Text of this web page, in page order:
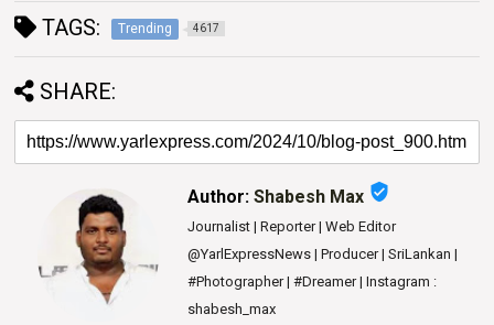
TAGS: Trending 4617
SHARE:
Author:Shabesh Max verified_user
Journalist | Reporter | Web Editor
@YarlExpressNews | Producer | SriLankan |
#Photographer | #Dreamer | Instagram :
shabesh_max